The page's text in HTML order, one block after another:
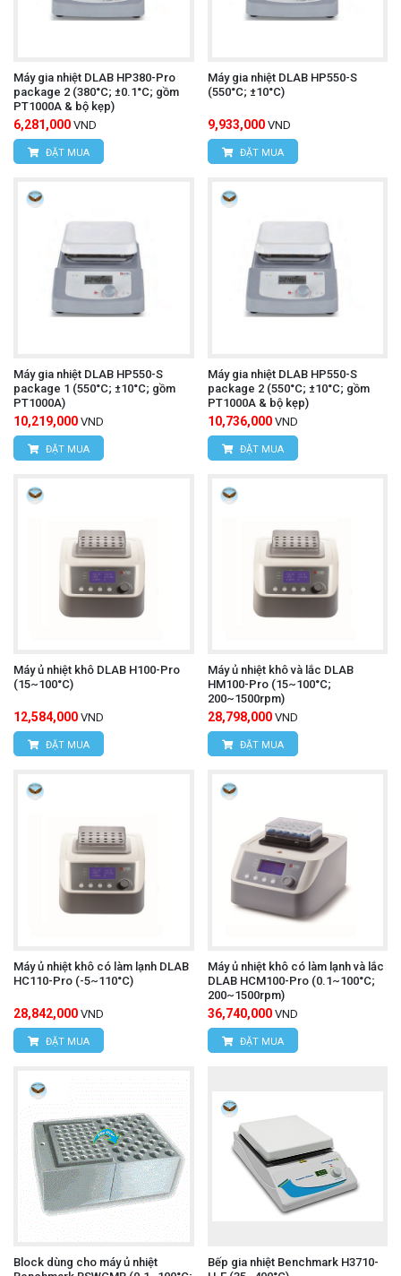
Máy gia nhiệt DLAB HP380-Pro
package 2 (380°C; ±0.1°C; gồm
PT1000A & bộ kẹp)
6,281,000 VND
ĐẶT MUA
Máy gia nhiệt DLAB HP550-S
(550°C; ±10°C)
9,933,000 VND
ĐẶT MUA
Máy gia nhiệt DLAB HP550-S
package 1 (550°C; ±10°C; gồm
PT1000A)
10,219,000 VND
ĐẶT MUA
Máy gia nhiệt DLAB HP550-S
package 2 (550°C; ±10°C; gồm
PT1000A & bộ kẹp)
10,736,000 VND
ĐẶT MUA
Máy ủ nhiệt khô DLAB H100-Pro
(15~100°C)
12,584,000 VND
ĐẶT MUA
Máy ủ nhiệt khô và lắc DLAB
HM100-Pro (15~100°C;
200~1500rpm)
28,798,000 VND
ĐẶT MUA
Máy ủ nhiệt khô có làm lạnh DLAB
HC110-Pro (-5~110°C)
28,842,000 VND
ĐẶT MUA
Máy ủ nhiệt khô có làm lạnh và lắc
DLAB HCM100-Pro (0.1~100°C;
200~1500rpm)
36,740,000 VND
ĐẶT MUA
Block dùng cho máy ủ nhiệt
Bếp gia nhiệt Benchmark H3710-